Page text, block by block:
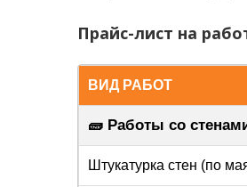
Прайс-лист на
ВИД РАБОТ
🧱 Работы со
Штукатурка стен (по